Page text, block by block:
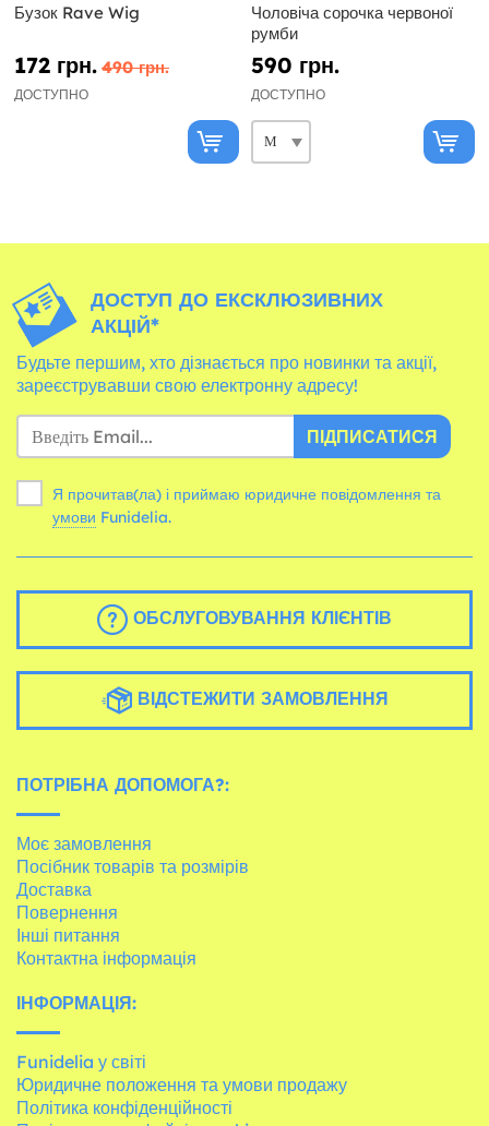
Бузок Rave Wig
172 грн. 490 грн.
ДОСТУПНО
Чоловіча сорочка червоної
румби
590 грн.
ДОСТУПНО
ДОСТУП ДО ЕКСКЛЮЗИВНИХ
АКЦІЙ*
Будьте першим, хто дізнається про новинки та акції,
зареєструвавши свою електронну адресу!
ПІДПИСАТИСЯ
Я прочитав(ла) і приймаю юридичне повідомлення та
умови Funidelia.
ОБСЛУГОВУВАННЯ КЛІЄНТІВ
ВІДСТЕЖИТИ ЗАМОВЛЕННЯ
ПОТРІБНА ДОПОМОГА?:
Моє замовлення
Посібник товарів та розмірів
Доставка
Повернення
Інші питання
Контактна інформація
ІНФОРМАЦІЯ:
Funidelia у світі
Юридичне положення та умови продажу
Політика конфіденційності